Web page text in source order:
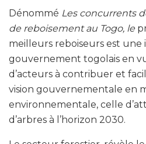
Dénommé Les concurrents
de reboisement au Togo, le
meilleurs reboiseurs est une
gouvernement togolais en
d’acteurs à contribuer et
vision gouvernementale en
environnementale, celle
d’arbres à l’horizon 2030.